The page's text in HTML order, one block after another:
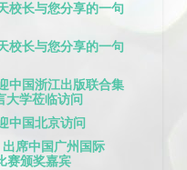
校长与您分享的一句
校长与您分享的一句
中国浙江出版联合集
大学莅临访问
中国北京访问
席中国广州国际
赛颁奖嘉宾